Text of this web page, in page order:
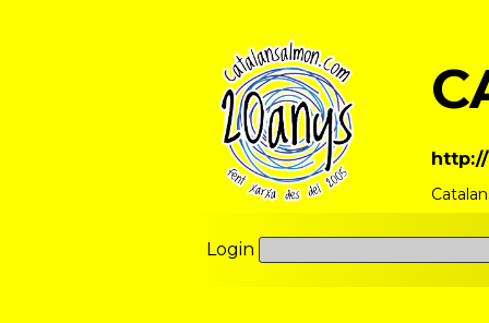
http://
Login